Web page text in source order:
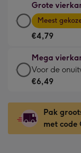
€3,49
-
Voor
kleine
gelukwens
-
130
x
130
mm
Grote
Grote
vierkante
kaart
-
€4,79
-
Meest
-
Dimensions:
167
Meest
€4,79
Mega
Mega
vierkante
-
€6,49
-
Voor de
€6,49
Pak
met code